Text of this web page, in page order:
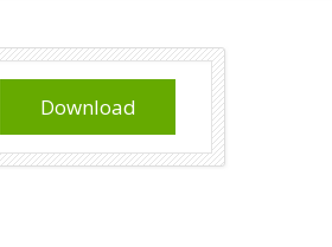
Download